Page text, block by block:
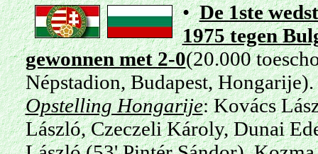
•De 1ste
1975 tegen
gewonnen met 2-0(20.000
Népstadion, Budapest, Hongarije).
Opstelling Hongarije: Kovács
László, Czeczeli Károly, Dunai